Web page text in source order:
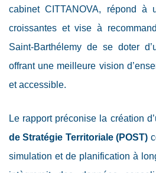
cabinet CITTANOVA, répond à
croissantes et vise à
Saint-Barthélemy de se doter
offrant une meilleure vision
et accessible.
Le rapport préconise la création
de Stratégie Territoriale (POST)
simulation et de planification à